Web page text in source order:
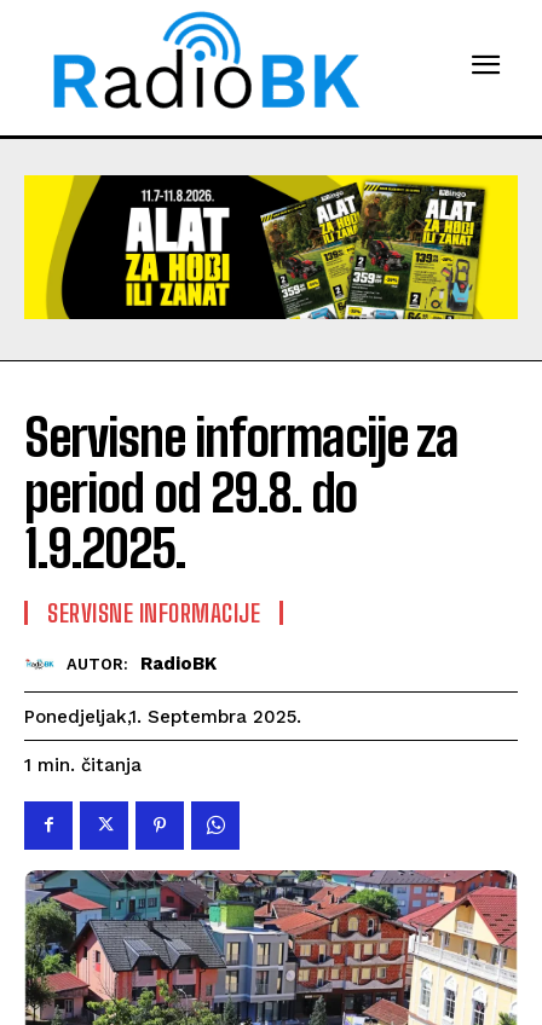
Servisne informacije za
period od 29.8. do
1.9.2025.
SERVISNE INFORMACIJE
AUTOR: RadioBK
Ponedjeljak,1. Septembra 2025.
1 min. čitanja